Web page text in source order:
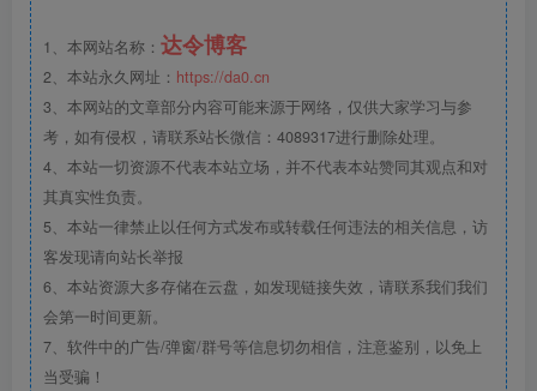
1、本网站名称： 达令博客
2、本站永久网址： https://da0.cn
3、本网站的文章部分内容可能来源于网络，仅供大家学习与参
考，如有侵权，请联系站长微信：4089317进行删除处理。
4、本站一切资源不代表本站立场，并不代表本站赞同其观点和对
其真实性负责。
5、本站一律禁止以任何方式发布或转载任何违法的相关信息，访
客发现请向站长举报
6、本站资源大多存储在云盘，如发现链接失效，请联系我们我们
会第一时间更新。
7、软件中的广告/弹窗/群号等信息切勿相信，注意鉴别，以免上
当受骗！